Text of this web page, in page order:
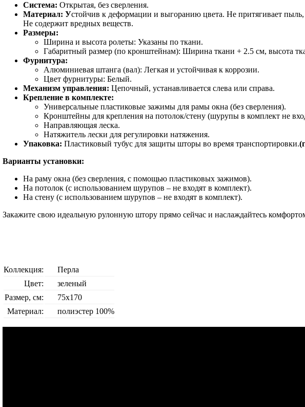
Система: Открытая, без сверления.
Материал: Устойчив к деформации и выгоранию цвета. Не притягивает
Не содержит вредных веществ.
Размеры:
Ширина и высота ролеты: Указаны по ткани.
Габаритный размер (по кронштейнам): Ширина ткани + 2.5 см, высота
Фурнитура:
Алюминиевая штанга (вал): Легкая и устойчивая к коррозии.
Цвет фурнитуры: Белый.
Механизм управления: Цепочный, устанавливается слева или справа.
Крепление в комплекте:
Универсальные пластиковые зажимы для рамы окна (без сверления).
Кронштейны для крепления на потолок/стену (шурупы в комплект не
Направляющая леска.
Натяжитель лески для регулировки натяжения.
Упаковка: Пластиковый тубус для защиты шторы во время транспортировки.
Варианты установки:
На раму окна (без сверления, с помощью пластиковых зажимов).
На потолок (с использованием шурупов – не входят в комплект).
На стену (с использованием шурупов – не входят в комплект).
Закажите свою идеальную рулонную штору прямо сейчас и наслаждайтесь
Коллекция:
Перла
Цвет:
зеленый
Размер, см:
75х170
Материал:
полиэстер 100%